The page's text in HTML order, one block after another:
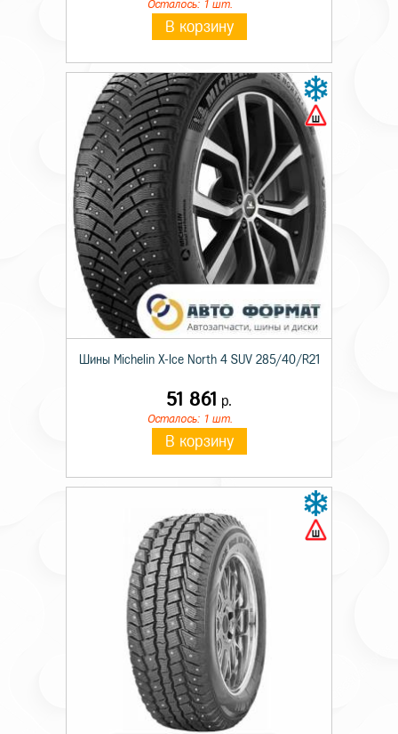
Осталось: 1 шт.
В корзину
Шины Michelin X-Ice North 4 SUV 285/40/R21
51 861 р.
Осталось: 1 шт.
В корзину